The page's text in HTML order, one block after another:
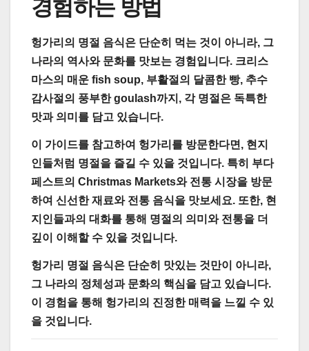
경험하는 방법
헝가리의 명절 음식은 단순히 먹는 것이 아니라, 그
나라의 역사와 문화를 맛보는 경험입니다. 크리스
마스의 매운 fish soup, 부활절의 달콤한 빵, 추수
감사절의 풍부한 goulash까지, 각 명절은 독특한
맛과 의미를 담고 있습니다.
이 가이드를 참고하여 헝가리를 방문한다면, 현지
인들처럼 명절을 즐길 수 있을 것입니다. 특히 부다
페스트의 Christmas Markets와 전통 시장을 방문
하여 신선한 재료와 전통 음식을 맛보세요. 또한, 현
지인들과의 대화를 통해 명절의 의미와 전통을 더
깊이 이해할 수 있을 것입니다.
헝가리 명절 음식은 단순히 맛있는 것만이 아니라,
그 나라의 정체성과 문화의 핵심을 담고 있습니다.
이 경험을 통해 헝가리의 진정한 매력을 느낄 수 있
을 것입니다.